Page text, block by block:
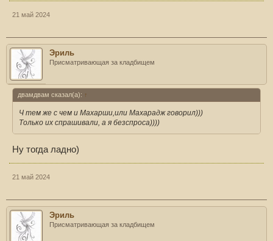
21 май 2024
Эриль
Присматривающая за кладбищем
двамдвам сказал(а): ↑
Ч тем же с чем и Махарши,или Махарадж говорил)))
Только их спрашивали, а я безспроса))))
Ну тогда ладно)
21 май 2024
Эриль
Присматривающая за кладбищем